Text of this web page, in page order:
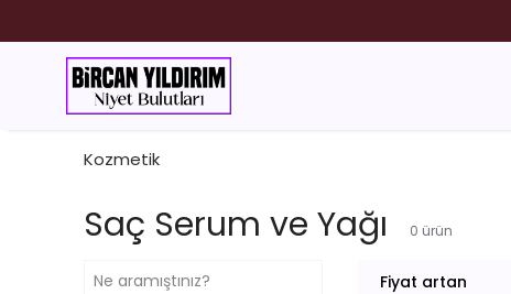
Kozmetik
Saç Serum ve Yağı 0 ürün
Fiyat artan